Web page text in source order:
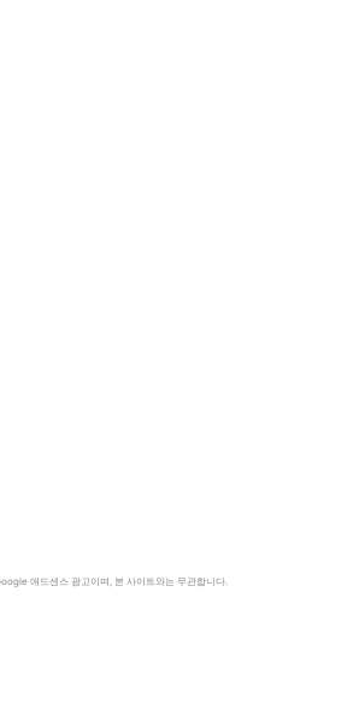
애드센스 광고이며, 본 사이트와는 무관합니다.